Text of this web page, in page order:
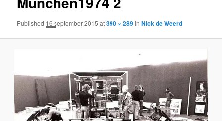
Published 16 september 2015 at390 × 289inNick de Weerd